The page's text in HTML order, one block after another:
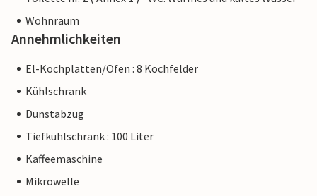
Wohnraum
Annehmlichkeiten
El-Kochplatten/Ofen : 8 Kochfelder
Kühlschrank
Dunstabzug
Tiefkühlschrank : 100 Liter
Kaffeemaschine
Mikrowelle